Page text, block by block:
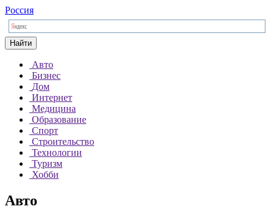
Россия
Найти
Авто
Бизнес
Дом
Интернет
Медицина
Образование
Спорт
Строительство
Технологии
Туризм
Хобби
Авто